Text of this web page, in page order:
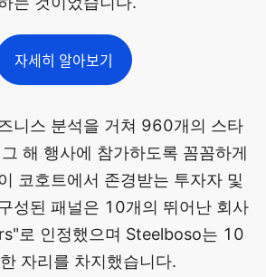
자세히 알아보기
니스 분석을 거쳐 960개의 스타
해 행사에 참가하도록 꼼꼼하게
코호트에서 존경받는 투자자 및
성된 패널은 10개의 뛰어난 회사
로 인정했으며 Steelboso는 10
자리를 차지했습니다.